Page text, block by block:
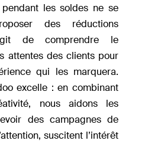
les soldes ne se
des réductions
de comprendre le
attentes des clients pour
qui les marquera.
excelle : en combinant
nous aidons les
des campagnes de
suscitent l’intérêt